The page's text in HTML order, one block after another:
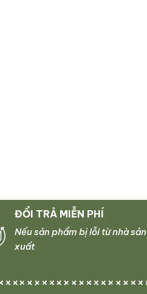
ĐỔI TRẢ MIỄN PHÍ
Nếu sản phẩm bị lỗi từ nhà sản
xuất